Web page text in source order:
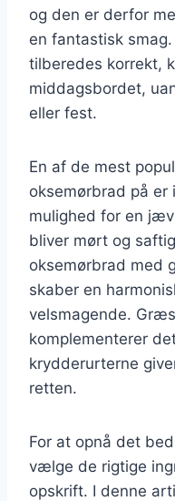
og den er derfor
en fantastisk
tilberedes korrekt,
middagsbordet,
eller fest.
En af de mest
oksemørbrad på er
mulighed for en
bliver mørt og
oksemørbrad med
skaber en
velsmagende.
komplementerer
krydderurterne
retten.
For at opnå det
vælge de rigtige
opskrift. I denne